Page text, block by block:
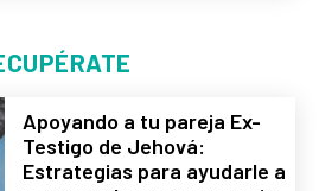
Apoyando a tu pareja Ex-
Testigo de Jehová:
Estrategias para ayudarle a